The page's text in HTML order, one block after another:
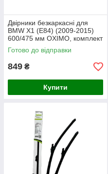
Двірники безкаркасні для
BMW X1 (E84) (2009-2015)
600/475 мм OXIMO, комплект
склоочисників (2 шт)
Готово до відправки
849 ₴
Купити